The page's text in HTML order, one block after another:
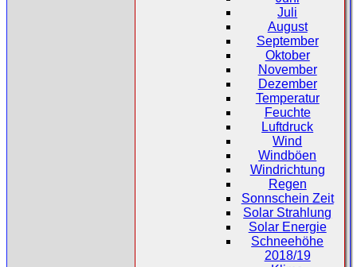
Juli
August
September
Oktober
November
Dezember
Temperatur
Feuchte
Luftdruck
Wind
Windböen
Windrichtung
Regen
Sonnschein Zeit
Solar Strahlung
Solar Energie
Schneehöhe
2018/19